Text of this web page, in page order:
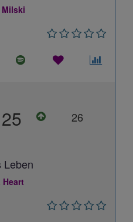
Milski
25 26
Leben
Heart